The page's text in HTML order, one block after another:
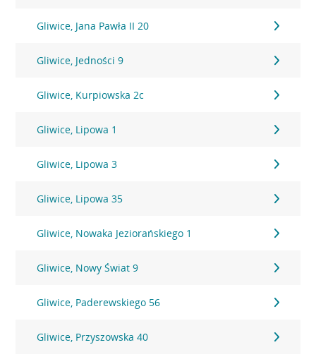
Gliwice, Jana Pawła II 20
Gliwice, Jedności 9
Gliwice, Kurpiowska 2c
Gliwice, Lipowa 1
Gliwice, Lipowa 3
Gliwice, Lipowa 35
Gliwice, Nowaka Jeziorańskiego 1
Gliwice, Nowy Świat 9
Gliwice, Paderewskiego 56
Gliwice, Przyszowska 40